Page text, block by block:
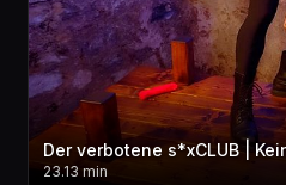
23.13 min